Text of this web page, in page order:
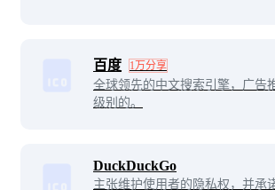
百度 1万分享
全球领先的中文搜索引擎，广告
级别的。
DuckDuckGo
主张维护使用者的隐私权，并承